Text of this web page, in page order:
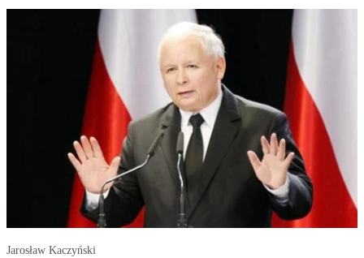
Jarosław Kaczyński